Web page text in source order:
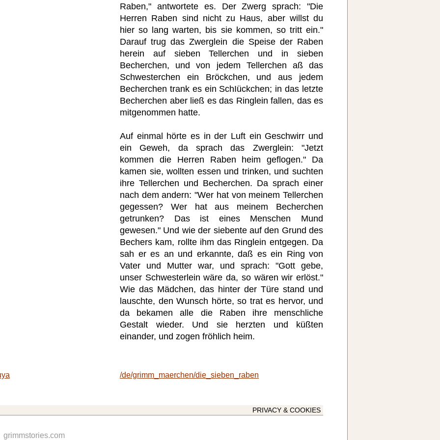
Raben," antwortete es. Der Zwerg sprach: "Die
Herren Raben sind nicht zu Haus, aber willst du
hier so lang warten, bis sie kommen, so tritt ein."
Darauf trug das Zwerglein die Speise der Raben
herein auf sieben Tellerchen und in sieben
Becherchen, und von jedem Tellerchen aß das
Schwesterchen ein Bröckchen, und aus jedem
Becherchen trank es ein SchIückchen; in das letzte
Becherchen aber ließ es das Ringlein fallen, das es
mitgenommen hatte.
Auf einmal hörte es in der Luft ein Geschwirr und
ein Geweh, da sprach das Zwerglein: "Jetzt
kommen die Herren Raben heim geflogen." Da
kamen sie, wollten essen und trinken, und suchten
ihre Tellerchen und Becherchen. Da sprach einer
nach dem andern: "Wer hat von meinem Tellerchen
gegessen? Wer hat aus meinem Becherchen
getrunken? Das ist eines Menschen Mund
gewesen." Und wie der siebente auf den Grund des
Bechers kam, rollte ihm das Ringlein entgegen. Da
sah er es an und erkannte, daß es ein Ring von
Vater und Mutter war, und sprach: "Gott gebe,
unser Schwesterlein wäre da, so wären wir erlöst."
Wie das Mädchen, das hinter der Türe stand und
lauschte, den Wunsch hörte, so trat es hervor, und
da bekamen alle die Raben ihre menschliche
Gestalt wieder. Und sie herzten und küßten
einander, und zogen fröhlich heim.
/de/grimm_maerchen/die_sieben_raben
PRIVACY & COOKIES
grimmstories.com